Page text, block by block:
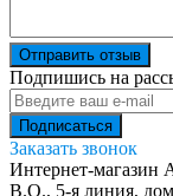
Отправить отзыв
Подпишись на
Заказать звонок
Интернет-магазин
В.О., 5-я линия,